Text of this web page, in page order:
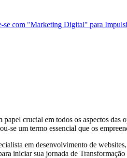
se com "Marketing Digital" para
crucial em todos os aspectos das
se um termo essencial que os
em desenvolvimento de
iniciar sua jornada de